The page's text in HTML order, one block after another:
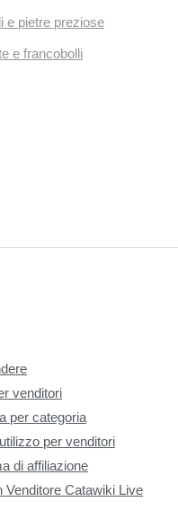
e pietre preziose
e francobolli
venditori
per categoria
per venditori
di affiliazione
Venditore Catawiki Live